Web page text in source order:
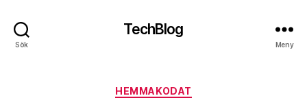
Sök
TechBlog
Meny
Kategorier
HEMMAKODAT